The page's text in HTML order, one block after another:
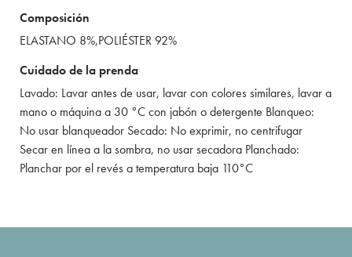
Composición
ELASTANO 8%,POLIÉSTER 92%
Cuidado de la prenda
Lavado: Lavar antes de usar, lavar con colores similares, lavar a
mano o máquina a 30 °C con jabón o detergente Blanqueo:
No usar blanqueador Secado: No exprimir, no centrifugar
Secar en línea a la sombra, no usar secadora Planchado:
Planchar por el revés a temperatura baja 110°C